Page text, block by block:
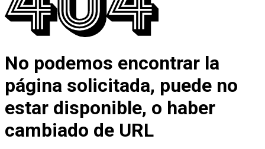
No podemos encontrar la
página solicitada, puede no
estar disponible, o haber
cambiado de URL